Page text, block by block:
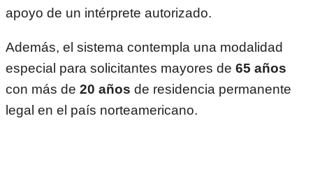
apoyo de un intérprete autorizado.
Además, el sistema contempla una modalidad
especial para solicitantes mayores de 65 años
con más de 20 años de residencia permanente
legal en el país norteamericano.